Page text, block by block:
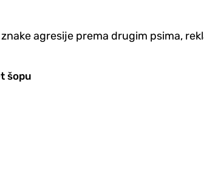
agresije prema drugim psima,
šopu